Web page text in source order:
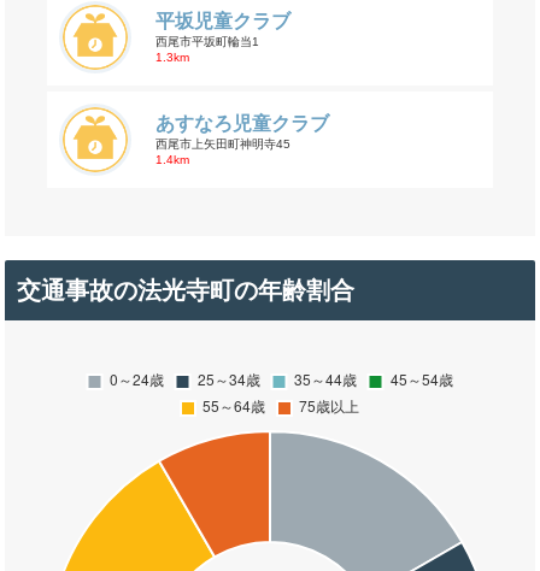
平坂児童クラブ
西尾市平坂町輪当1
1.3km
あすなろ児童クラブ
西尾市上矢田町神明寺45
1.4km
交通事故の法光寺町の年齢割合